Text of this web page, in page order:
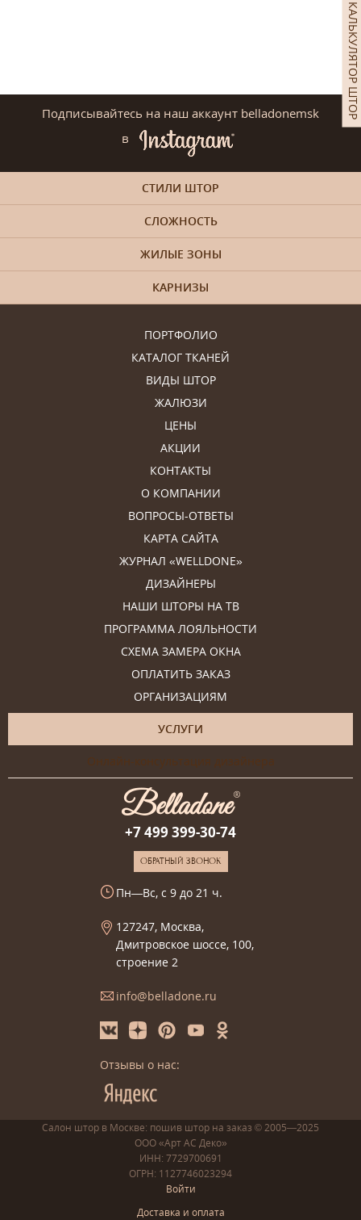
КАЛЬКУЛЯТОР ШТОР
Подписывайтесь на наш аккаунт belladonemsk
в
ПОРТФОЛИО
КАТАЛОГ ТКАНЕЙ
ВИДЫ ШТОР
ЖАЛЮЗИ
ЦЕНЫ
АКЦИИ
КОНТАКТЫ
О КОМПАНИИ
ВОПРОСЫ-ОТВЕТЫ
КАРТА САЙТА
ЖУРНАЛ «WELLDONE»
ДИЗАЙНЕРЫ
НАШИ ШТОРЫ НА ТВ
ПРОГРАММА ЛОЯЛЬНОСТИ
СХЕМА ЗАМЕРА ОКНА
ОПЛАТИТЬ ЗАКАЗ
ОРГАНИЗАЦИЯМ
УСЛУГИ
Онлайн-консультация дизайнера
СТИЛИ ШТОР
СЛОЖНОСТЬ
ЖИЛЫЕ ЗОНЫ
КАРНИЗЫ
+7 499 399-30-74
ОБРАТНЫЙ ЗВОНОК
Пн—Вс, с 9 до 21 ч.
127247, Москва,
Дмитровское шоссе, 100,
строение 2
info@belladone.ru
Отзывы о нас:
Салон штор в Москве: пошив штор на заказ © 2005—2025
ООО «Арт АС Деко»
ИНН: 7729700691
ОГРН: 1127746023294
Войти
Доставка и оплата